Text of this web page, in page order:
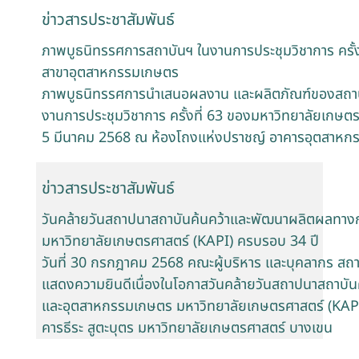
ข่าวสารประชาสัมพันธ์
ภาพบูธนิทรรศการสถาบันฯ ในงานการประชุมวิชาการ
สาขาอุตสาหกรรมเกษตร
ภาพบูธนิทรรศการนำเสนอผลงาน และผลิตภัณฑ์ของส
งานการประชุมวิชาการ ครั้งที่ 63 ของมหาวิทยาลัยเกษ
5 มีนาคม 2568 ณ ห้องโถงแห่งปราชญ์ อาคารอุตสาหก
ข่าวสารประชาสัมพันธ์
วันคล้ายวันสถาปนาสถาบันค้นคว้าและพัฒนาผลิตผลทาง
มหาวิทยาลัยเกษตรศาสตร์ (KAPI) ครบรอบ 34 ปี
วันที่ 30 กรกฎาคม 2568 คณะผู้บริหาร และบุคลากร ส
แสดงความยินดีเนื่องในโอกาสวันคล้ายวันสถาปนาสถา
และอุตสาหกรรมเกษตร มหาวิทยาลัยเกษตรศาสตร์
คารธีระ สูตะบุตร มหาวิทยาลัยเกษตรศาสตร์ บางเขน